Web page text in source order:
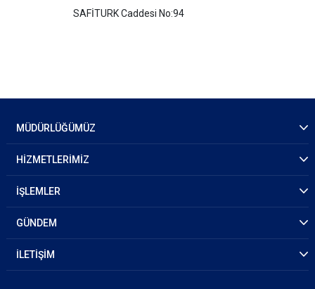
SAFİTURK Caddesi No:94
MÜDÜRLÜĞÜMÜZ
HİZMETLERİMİZ
İŞLEMLER
GÜNDEM
İLETİŞİM